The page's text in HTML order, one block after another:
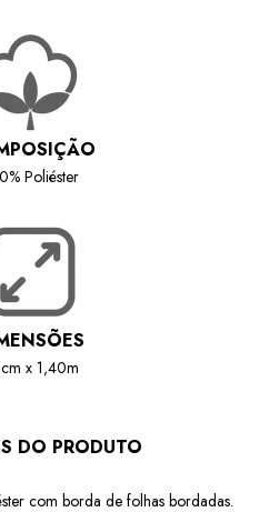
Poliéster
x 1,40m
DO PRODUTO
com borda de folhas bordadas.